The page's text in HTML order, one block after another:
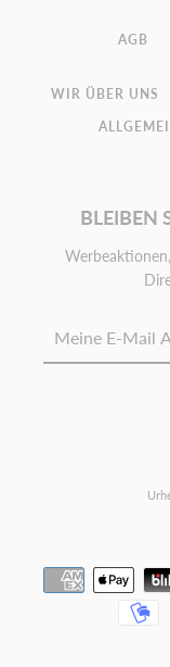
AGB
WIR ÜBER UNS
BLEIBEN